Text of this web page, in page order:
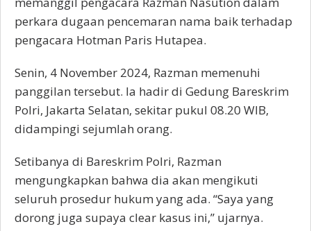
perkara dugaan pencemaran nama baik terhadap
pengacara Hotman Paris Hutapea.
Senin, 4 November 2024, Razman memenuhi
panggilan tersebut. Ia hadir di Gedung Bareskrim
Polri, Jakarta Selatan, sekitar pukul 08.20 WIB,
didampingi sejumlah orang.
Setibanya di Bareskrim Polri, Razman
mengungkapkan bahwa dia akan mengikuti
seluruh prosedur hukum yang ada. “Saya yang
dorong juga supaya clear kasus ini,” ujarnya.